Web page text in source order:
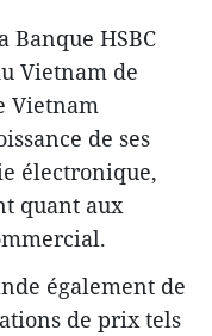
Banque HSBC
Vietnam de
Vietnam
de ses
électronique,
quant aux
également de
de prix tels